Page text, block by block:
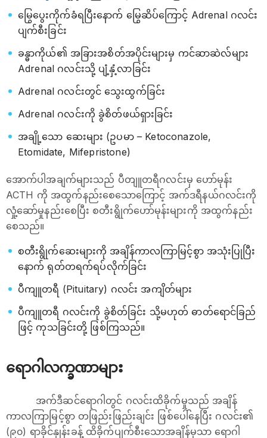
မြွေပွေးကိုက်ခံရပြီးနောက် မြွေဆိပ်ကြောင့် Adrenal ဂလင်း
ပျက်စီးခြင်း
ခန္ဓာကိုယ်၏ အခြားအစိတ်အပိုင်းများမှ ကင်ဆာဆဲလ်များ
Adrenal ဂလင်းသို့ ပျံ့နှံ့လာခြင်း
Adrenal ဂလင်းတွင် သွေးထွက်ခြင်း
Adrenal ဂလင်းကို ခွဲစိတ်ဖယ်ရှားခြင်း
အချို့သော ဆေးများ (ဥပမာ – Ketoconazole,
Etomidate, Mifepristone)
အောက်ပါအချက်များသည် ပီတျူတရီဂလင်းမှ ဟော်မုန်း
ACTH ကို အထွက်နည်းစေသောကြောင့် အက်ဒရီနယ်ဂလင်းကို
လှုံ့ဆော်မှုနည်းစေပြီး စတီးရွိုက်‌ဟော်မုန်းများကို အထွက်နည်း
စေသည်။
စတီးရွိုက်ဆေးများကို အချိန်ကာလကြာမြင့်စွာ အသုံးပြုပြီး
နောက် ရုတ်တရက်ရပ်လိုက်ခြင်း
ပီကျူတရီ (Pituitary) ဂလင်း အကျိတ်များ
ပီကျူတရီ ဂလင်းကို ခွဲစိတ်ခြင်း သို့မဟုတ် ဓာတ်ရောင်ခြည်
ဖြင့် ကုသခြင်းတို့ ဖြစ်ကြသည်။
ရောဂါလက္ခဏာများ
အက်ဒီဆင်ရောဂါတွင် ဂလင်းထိခိုက်မှုသည် အချိန်
ကာလကြာမြင့်စွာ တဖြည်းဖြည်းချင်း ဖြစ်ပေါ်နေပြီး ဂလင်း၏
(၉၀) ရာခိုင်နှုန်းခန့် ထိခိုက်ပျက်စီးသောအချိန်မှသာ ‌ရောဂါ